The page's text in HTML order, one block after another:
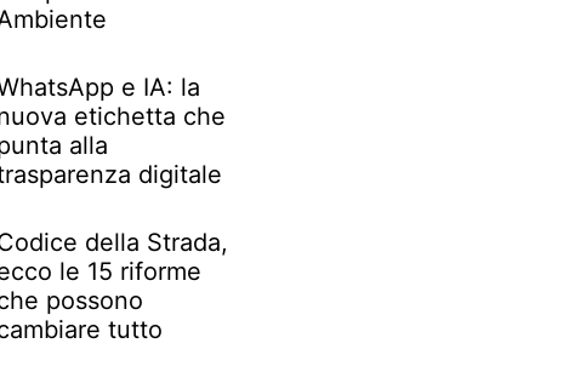
e IA: la
etichetta che
alla
digitale
della Strada,
le 15 riforme
possono
tutto